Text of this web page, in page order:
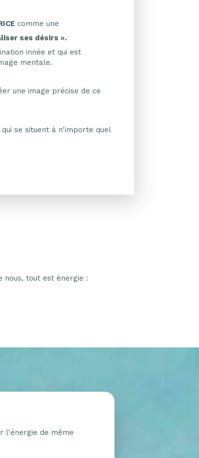
comme une
ses désirs ».
innée et qui est
mentale.
une image précise de ce
se situent à n'importe quel
nous, tout est énergie :
l'énergie de même